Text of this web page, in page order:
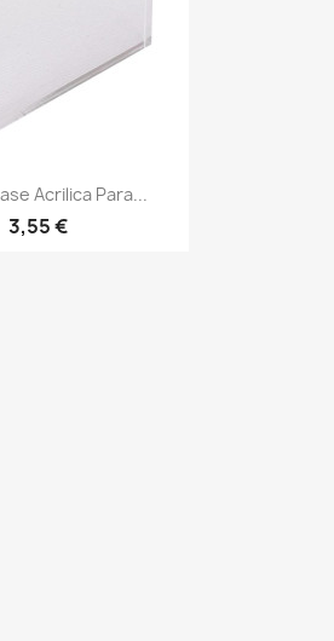
rápida
Acrilica Para...
3,55 €